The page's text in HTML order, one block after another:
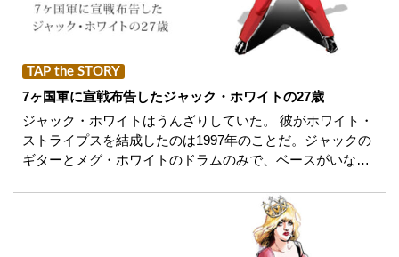
TAP the STORY
7ヶ国軍に宣戦布告したジャック・ホワイトの27歳
ジャック・ホワイトはうんざりしていた。 彼がホワイト・
ストライプスを結成したのは1997年のことだ。ジャックの
ギターとメグ・ホワイトのドラムのみで、ベースがいな…